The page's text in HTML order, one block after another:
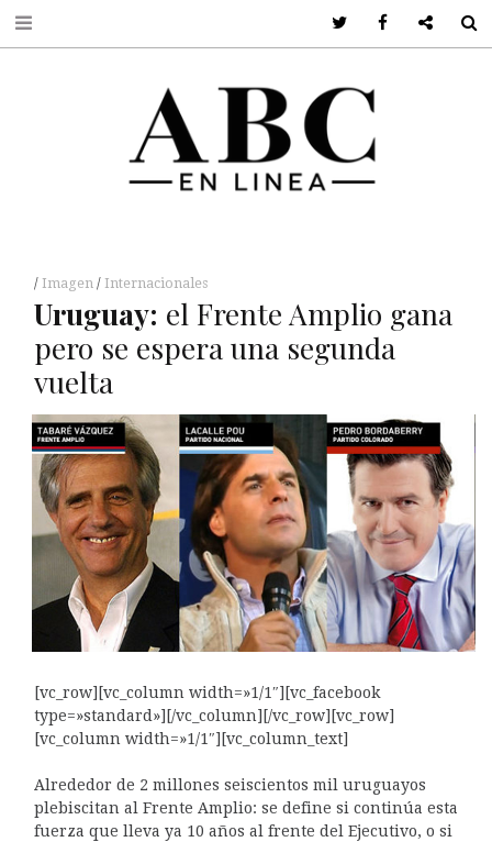
Imagen Internacionales
Uruguay: el Frente Amplio gana
pero se espera una segunda
vuelta
[vc_row][vc_column width=»1/1″][vc_facebook
type=»standard»][/vc_column][/vc_row][vc_row]
[vc_column width=»1/1″][vc_column_text]
Alrededor de 2 millones seiscientos mil uruguayos
plebiscitan al Frente Amplio: se define si continúa esta
fuerza que lleva ya 10 años al frente del Ejecutivo, o si
Twitter FacebookGoogle +